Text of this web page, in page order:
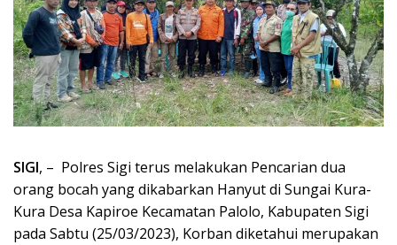
SIGI, – Polres Sigi terus melakukan Pencarian dua
orang bocah yang dikabarkan Hanyut di Sungai Kura-
Kura Desa Kapiroe Kecamatan Palolo, Kabupaten Sigi
pada Sabtu (25/03/2023), Korban diketahui merupakan